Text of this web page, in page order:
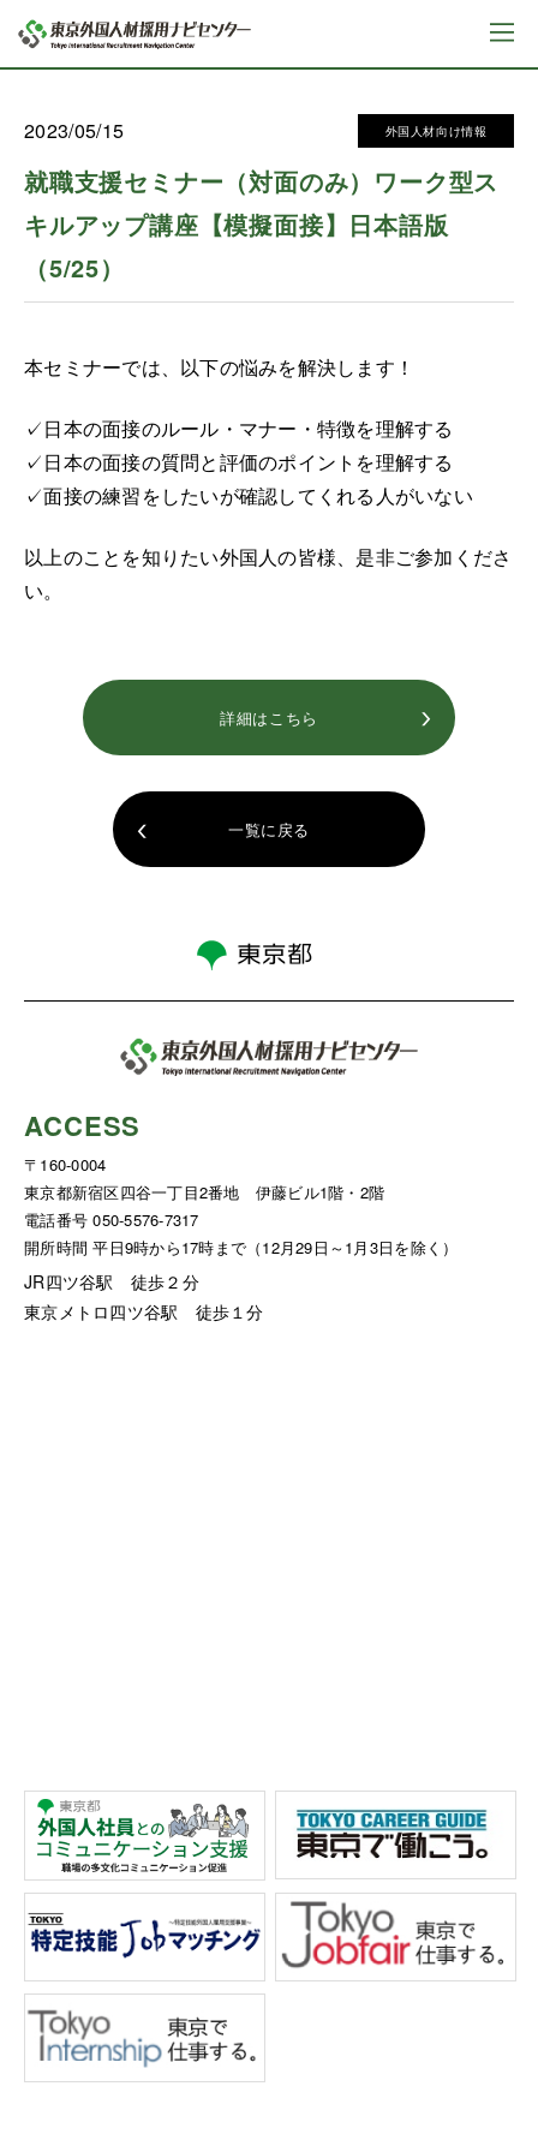
外国人材向け情報
2023/05/15
就職支援セミナー（対面のみ）ワーク型ス
キルアップ講座【模擬面接】日本語版
（5/25）
本セミナーでは、以下の悩みを解決します！
✓日本の面接のルール・マナー・特徴を理解する
✓日本の面接の質問と評価のポイントを理解する
✓面接の練習をしたいが確認してくれる人がいない
以上のことを知りたい外国人の皆様、是非ご参加くださ
い。
詳細はこちら
一覧に戻る
ACCESS
〒160-0004
東京都新宿区四谷一丁目2番地 伊藤ビル1階・2階
電話番号 050-5576-7317
開所時間 平日9時から17時まで（12月29日～1月3日を除く）
JR四ツ谷駅 徒歩２分
東京メトロ四ツ谷駅 徒歩１分